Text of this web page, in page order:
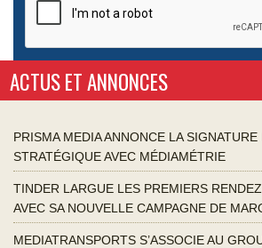
ACTUS ET ANNONCES
PRISMA MEDIA ANNONCE LA SIGNATURE
STRATÉGIQUE AVEC MÉDIAMÉTRIE
TINDER LARGUE LES PREMIERS
AVEC SA NOUVELLE CAMPAGNE DE
MEDIATRANSPORTS S’ASSOCIE AU